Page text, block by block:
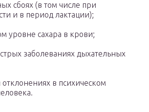
сбоях (в том числе при
и в период лактации);
уровне сахара в крови;
заболеваниях дыхательных
в психическом